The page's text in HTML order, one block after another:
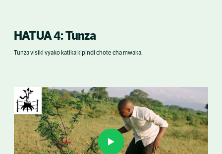
HATUA 4: Tunza
Tunza visiki vyako katika kipindi chote cha mwaka.